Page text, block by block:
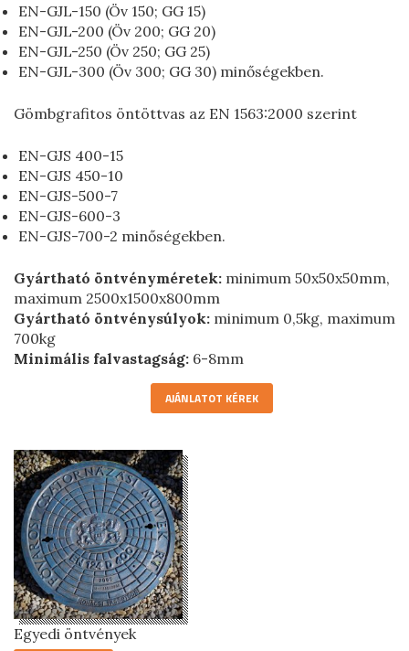
EN-GJL-150 (Öv 150; GG 15)
EN-GJL-200 (Öv 200; GG 20)
EN-GJL-250 (Öv 250; GG 25)
EN-GJL-300 (Öv 300; GG 30) minőségekben.
Gömbgrafitos öntöttvas az EN 1563:2000 szerint
EN-GJS 400-15
EN-GJS 450-10
EN-GJS-500-7
EN-GJS-600-3
EN-GJS-700-2 minőségekben.
Gyártható öntvényméretek: minimum 50x50x50mm,
maximum 2500x1500x800mm
Gyártható öntvénysúlyok: minimum 0,5kg, maximum
700kg
Minimális falvastagság: 6-8mm
AJÁNLATOT KÉREK
Egyedi öntvények